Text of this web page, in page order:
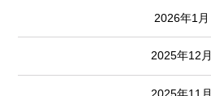
2026年1月
2025年12月
2025年11月